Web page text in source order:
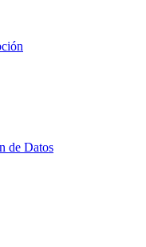
de Datos